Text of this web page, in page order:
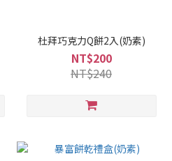
杜拜巧克力Q餅2入(奶素)
NT$200
NT$240